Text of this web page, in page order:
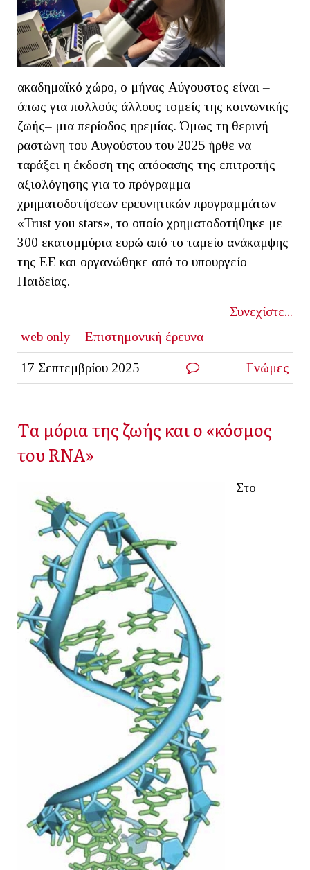
ακαδημαϊκό χώρο, ο μήνας Αύγουστος είναι –
όπως για πολλούς άλλους τομείς της κοινωνικής
ζωής– μια περίοδος ηρεμίας. Όμως τη θερινή
ραστώνη του Αυγούστου του 2025 ήρθε να
ταράξει η έκδοση της απόφασης της επιτροπής
αξιολόγησης για το πρόγραμμα
χρηματοδοτήσεων ερευνητικών προγραμμάτων
«Trust you stars», το οποίο χρηματοδοτήθηκε με
300 εκατομμύρια ευρώ από το ταμείο ανάκαμψης
της ΕΕ και οργανώθηκε από το υπουργείο
Παιδείας.
Συνεχίστε...
web only
Επιστημονική έρευνα
17 Σεπτεμβρίου 2025 Γνώμες
Tα μόρια της ζωής και ο «κόσμος
του RNA»
Στο